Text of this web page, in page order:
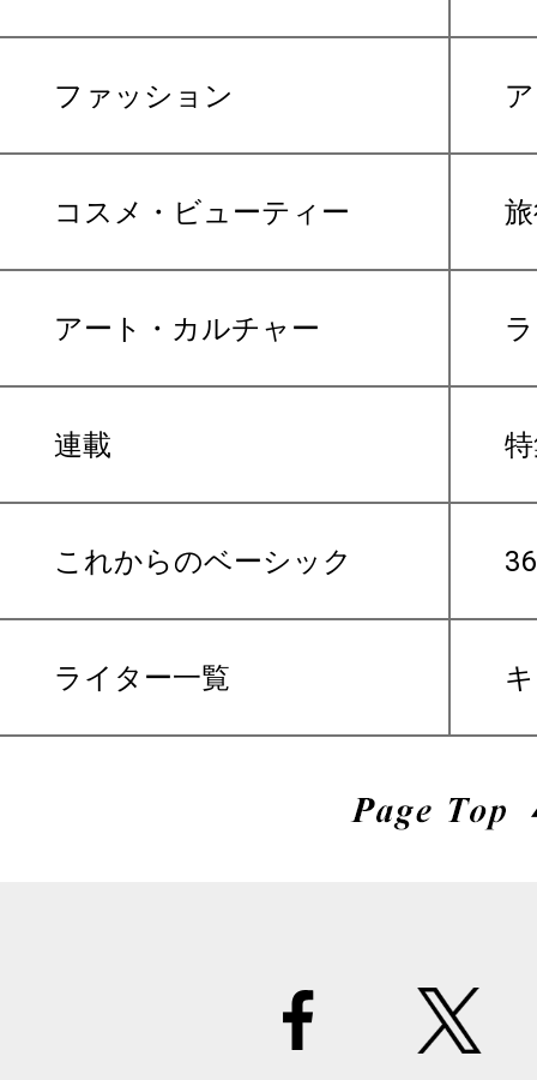
ファッション
コスメ・ビューティー
アート・カルチャー
連載
これからのベーシック
ライター一覧